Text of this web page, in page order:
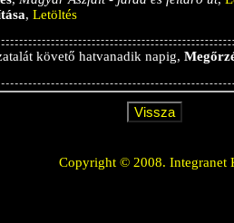
, Letöltés
követő hatvanadik napig,
Copyright © 2008. Integranet